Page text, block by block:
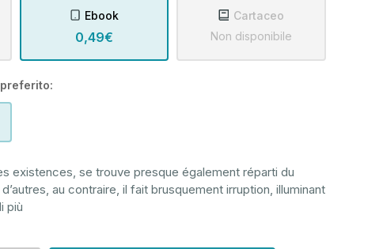
Ebook
0,49€
Cartaceo
Non disponibile
existences, se trouve presque également réparti du
au contraire, il fait brusquement irruption, illuminant
più